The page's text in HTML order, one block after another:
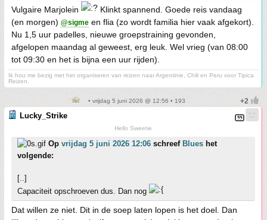
Vulgaire Marjolein
Klinkt spannend. Goede reis vandaag
(en morgen) @sigme en flia (zo wordt familia hier vaak afgekort).
Nu 1,5 uur padelles, nieuwe groepstraining gevonden,
afgelopen maandag al geweest, erg leuk. Wel vrieg (van 08:00
tot 09:30 en het is bijna een uur rijden).
Ik hou me bezig met het organiseren van reizen naar Argentinie, Chili en Peru voor Tipica
Reizen.
• vrijdag 5 juni 2026 @ 12:56 • 193
Lucky_Strike
Hello Sweetie
Op vrijdag 5 juni 2026 12:06 schreef Blues het
volgende:
[..]
Capaciteit opschroeven dus. Dan nog
Dat willen ze niet. Dit in de soep laten lopen is het doel. Dan